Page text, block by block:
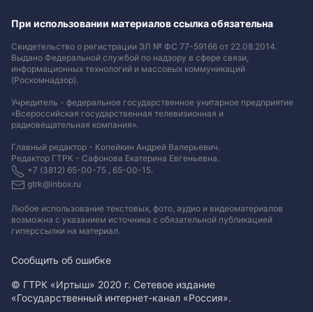
При использовании материалов ссылка обязательна
Свидетельство о регистрации ЭЛ № ФС 77-59166 от 22.08.2014.
Выдано Федеральной службой по надзору в сфере связи,
информационных технологий и массовых коммуникаций
(Роскомнадзор).
Учредитель - федеральное государственное унитарное предприятие
«Всероссийская государственная телевизионная и
радиовещательная компания».
Главный редактор - Копейкин Андрей Валерьевич.
Редактор ГТРК - Сафонова Екатерина Евгеньевна.
+7 (3812) 65-00-75 , 65-00-15.
gtrk@inbox.ru
Любое использование текстовых, фото, аудио и видеоматериалов
возможна с указанием источника с обязательной публикацией
гиперссылки на материал.
Сообщить об ошибке
© ГТРК «Иртыш» 2020 г. Сетевое издание
«Государственный интернет-канал «Россия».